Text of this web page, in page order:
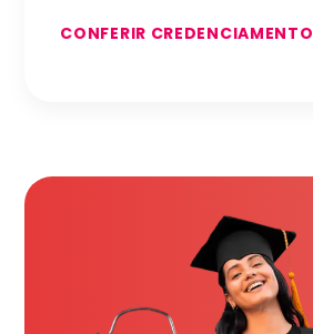
CONFERIR CREDENCIAMENTO